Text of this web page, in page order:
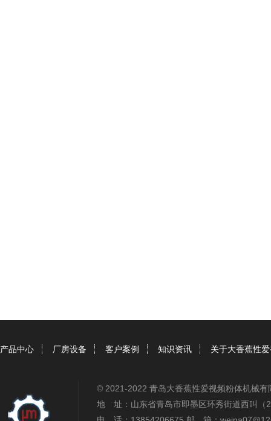
产品中心 厂房设备 客户案例 知识资讯 关于大香蕉性
© 2021-2022 青岛大香蕉性爱视频粉体机械
地 址：山东省青岛市即墨区环秀街道西叫（